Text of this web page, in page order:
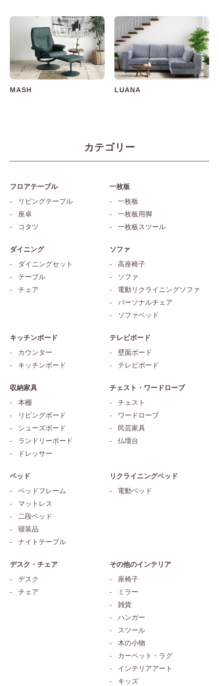
MASH LUANA
カテゴリー
フロアテーブル
リビングテーブル
座卓
コタツ
一枚板
一枚板
一枚板用脚
一枚板スツール
ダイニング
ダイニングセット
テーブル
チェア
ソファ
高座椅子
ソファ
電動リクライニングソファ
パーソナルチェア
ソファベッド
キッチンボード
カウンター
キッチンボード
テレビボード
壁面ボード
テレビボード
収納家具
本棚
リビングボード
シューズボード
ランドリーボード
ドレッサー
チェスト・ワードローブ
チェスト
ワードローブ
民芸家具
仏壇台
ベッド
ベッドフレーム
マットレス
二段ベッド
寝装品
ナイトテーブル
リクライニングベッド
電動ベッド
デスク・チェア
デスク
チェア
その他のインテリア
座椅子
ミラー
雑貨
ハンガー
スツール
木の小物
カーペット・ラグ
インテリアアート
キッズ